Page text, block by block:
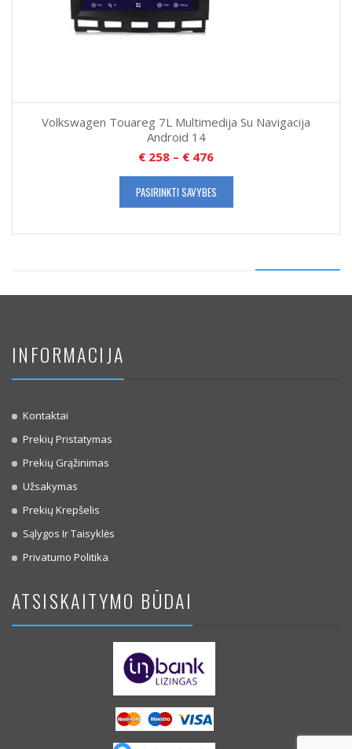
Volkswagen Touareg 7L Multimedija Su Navigacija
Android 14
€ 258 – € 476
PASIRINKTI SAVYBES
INFORMACIJA
Kontaktai
Prekių Pristatymas
Prekių Grąžinimas
Užsakymas
Prekių Krepšelis
Sąlygos Ir Taisyklės
Privatumo Politika
ATSISKAITYMO BŪDAI